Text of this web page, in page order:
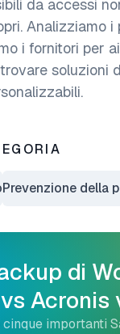
Contattaci
da accessi
Analizziamo
i fornitori per
soluzioni
Prevenzione della
di
Acronis
importanti